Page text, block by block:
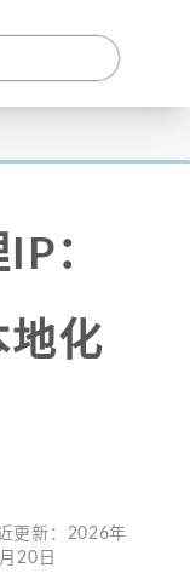
：
地化
更新： 2026年
20日